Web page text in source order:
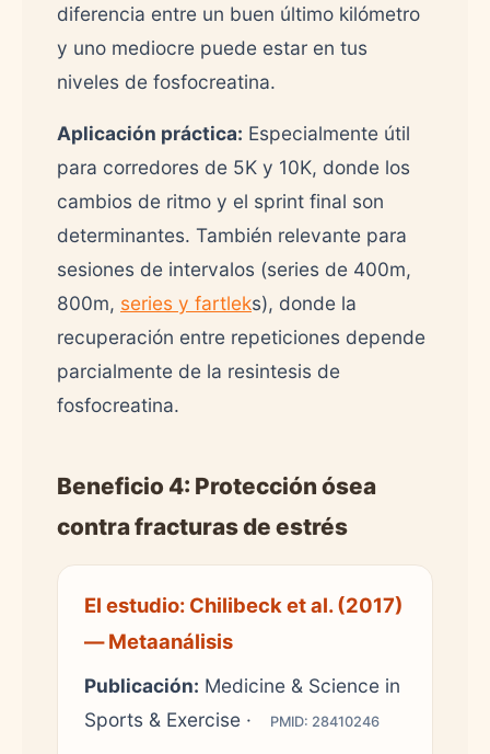
diferencia entre un buen último kilómetro
y uno mediocre puede estar en tus
niveles de fosfocreatina.
Aplicación práctica: Especialmente útil
para corredores de 5K y 10K, donde los
cambios de ritmo y el sprint final son
determinantes. También relevante para
sesiones de intervalos (series de 400m,
800m, series y fartleks), donde la
recuperación entre repeticiones depende
parcialmente de la resintesis de
fosfocreatina.
Beneficio 4: Protección ósea
contra fracturas de estrés
El estudio: Chilibeck et al. (2017)
— Metaanálisis
Publicación: Medicine & Science in
Sports & Exercise ·
PMID: 28410246